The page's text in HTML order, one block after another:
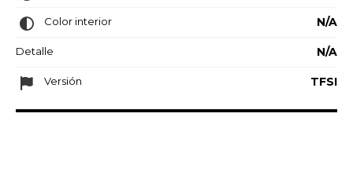
Color interior N/A
Detalle N/A
Versión TFSI